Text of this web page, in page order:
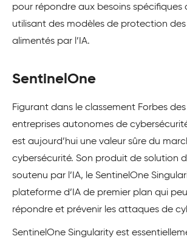
pour répondre aux besoins spécifiques
utilisant des modèles de protection
alimentés par l’IA.
SentinelOne
Figurant dans le classement Forbes
entreprises autonomes de
est aujourd’hui une valeur sûre du
cybersécurité. Son produit de solution
soutenu par l’IA, le SentinelOne
plateforme d’IA de premier plan qui
répondre et prévenir les attaques de
SentinelOne Singularity est